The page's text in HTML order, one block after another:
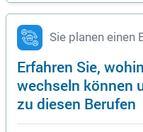
Sie planen einen
Erfahren Sie,
wechseln können
zu diesen Berufen